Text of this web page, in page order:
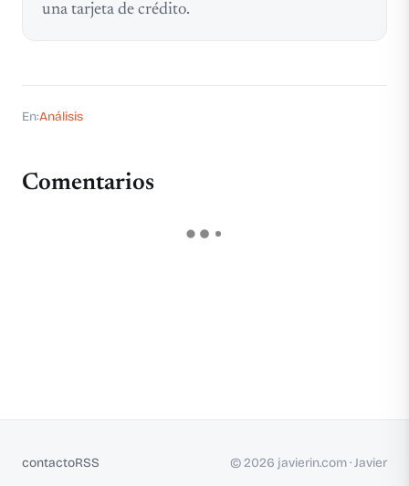
una tarjeta de crédito.
En:Análisis
Comentarios
contactoRSS © 2026 javierin.com · Javier